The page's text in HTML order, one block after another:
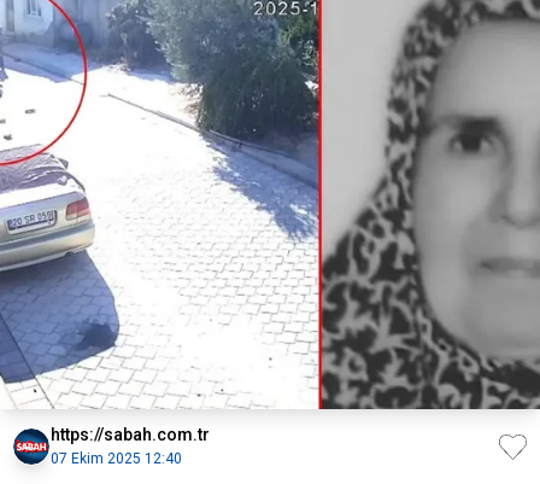
https://sabah.com.tr
07 Ekim 2025 12:40